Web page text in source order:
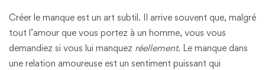
Créer le manque est un art subtil. Il arrive souvent que, malgré
tout l’amour que vous portez à un homme, vous vous
demandiez si vous lui manquez réellement. Le manque dans
une relation amoureuse est un sentiment puissant qui